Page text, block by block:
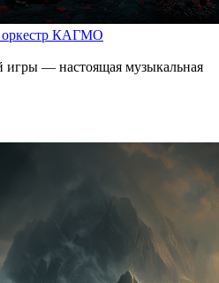
оркестр КАГМО
— настоящая музыкальная